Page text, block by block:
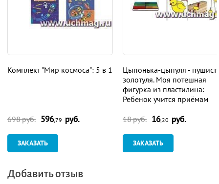
Комплект "Мир космоса": 5 в 1
698 руб. 596,79 руб.
ЗАКАЗАТЬ
Цыпонька-цыпуля -
золотуля. Моя потешная
фигурка из пластилина:
Ребенок учится приёмам
18 руб. 16,20 руб.
ЗАКАЗАТЬ
Добавить отзыв